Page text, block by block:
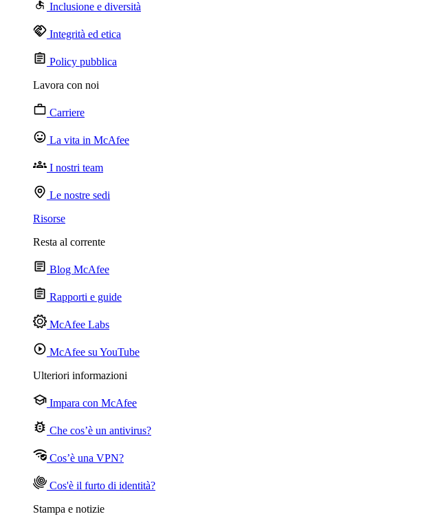
Inclusione e diversità
Integrità ed etica
Policy pubblica
Lavora con noi
Carriere
La vita in McAfee
I nostri team
Le nostre sedi
Risorse
Resta al corrente
Blog McAfee
Rapporti e guide
McAfee Labs
McAfee su YouTube
Ulteriori informazioni
Impara con McAfee
Che cos’è un antivirus?
Cos’è una VPN?
Cos'è il furto di identità?
Stampa e notizie